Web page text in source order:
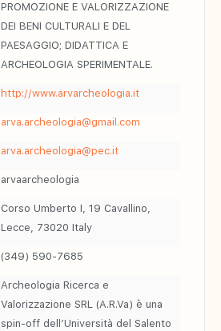
PROMOZIONE E VALORIZZAZIONE
DEI BENI CULTURALI E DEL
PAESAGGIO; DIDATTICA E
ARCHEOLOGIA SPERIMENTALE.
http://www.arvarcheologia.it
arva.archeologia@gmail.com
arva.archeologia@pec.it
arvaarcheologia
Corso Umberto I, 19 Cavallino,
Lecce, 73020 Italy
(349) 590-7685
Archeologia Ricerca e
Valorizzazione SRL (A.R.Va) è una
spin-off dell’Università del Salento